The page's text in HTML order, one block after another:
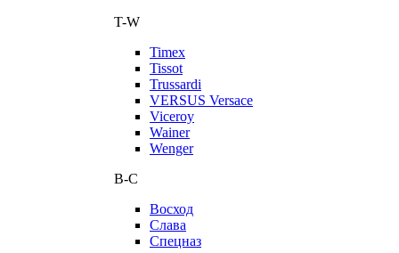
T-W
Timex
Tissot
Trussardi
VERSUS Versace
Viceroy
Wainer
Wenger
В-С
Восход
Слава
Спецназ